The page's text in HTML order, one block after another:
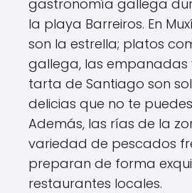
gastronomía gallega
la playa Barreiros. En
son la estrella; platos
gallega, las empanadas
tarta de Santiago son
delicias que no te
Además, las rías de la
variedad de pescados
preparan de forma
restaurantes locales.